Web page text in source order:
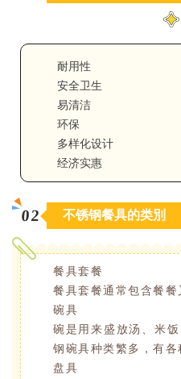
耐用性
安全卫生
易清洁
环保
多样化设计
经济实惠
02 不锈钢餐具的类別
餐具套餐
餐具套餐通常包含餐餐
碗具
碗是用来盛放汤、米
钢碗具种类繁多，有
盘具